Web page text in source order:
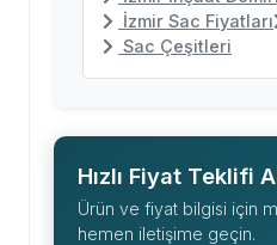
İzmir Sac Fiyatları
Sac Çeşitleri
Hızlı Fiyat Teklifi
Ürün ve fiyat bilgisi için
hemen iletişime geçin.